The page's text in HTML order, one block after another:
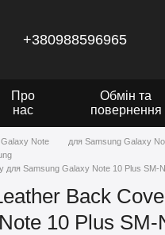
+380988596965
Про
нас
Обмін та
повернення
Note
для Samsung Galaxy
для Samsung Galaxy Note 10 Plus SM-
Back
10 Plus SM-